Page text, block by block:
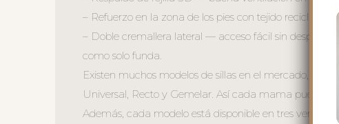
– Refuerzo en la zona de los pies con tejido reciclado
– Doble cremallera lateral — acceso fácil sin
como solo funda.
Existen muchos modelos de sillas en el mercado, por
Universal, Recto y Gemelar. Así cada mama puede
Además, cada modelo está disponible en tres versiones: